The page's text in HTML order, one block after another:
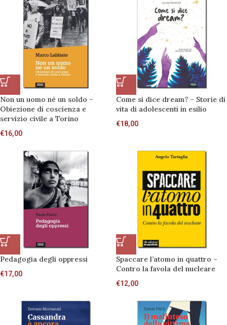
Non un uomo né un soldo –
Obiezione di coscienza e
servizio civile a Torino
€16,00
Come si dice dream? – Storie di
vita di adolescenti in esilio
€18,00
Pedagogia degli oppressi
€17,00
Spaccare l’atomo in quattro –
Contro la favola del nucleare
€12,00